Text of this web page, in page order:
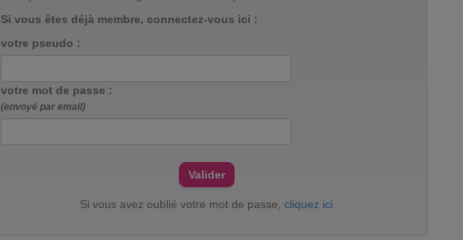
Si vous êtes déjà membre, connectez-vous ici :
votre pseudo :
votre mot de passe :
(envoyé par email)
Si vous avez oublié votre mot de passe, cliquez ici